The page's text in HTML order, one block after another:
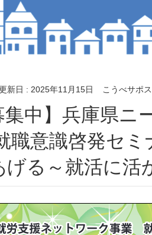
新日 : 2025年11月15日 こうべサポ
職意識啓発セミ
げる～就活に活